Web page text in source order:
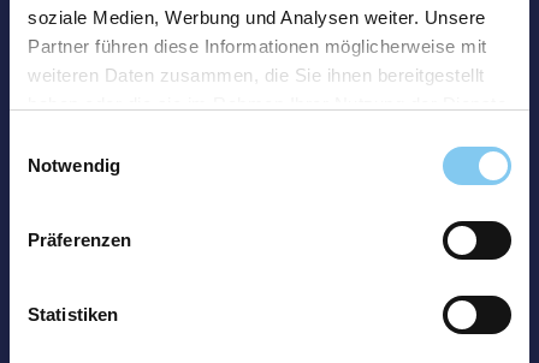
soziale Medien, Werbung und Analysen weiter. Unsere
Partner führen diese Informationen möglicherweise mit
weiteren Daten zusammen, die Sie ihnen bereitgestellt
Notwendig
Präferenzen
Statistiken